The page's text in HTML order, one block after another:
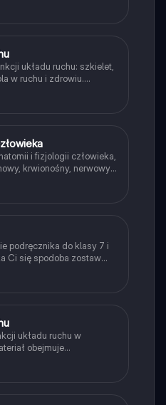
do nauki dla
układu ruchu: szkielet,
w ruchu i zdrowiu.
ruchu, takich jak
o znaczeniu tkanki
Typ: Podsumowanie.
i fizjologii człowieka,
krwionośny, nerwowy
do powtórki przed
informacje o
się do
podręcznika do klasy 7 i
Ci się spodoba zostaw
błędy proszę o
układu ruchu w
obejmuje
mięśniach, kościach,
Idealne dla uczniów